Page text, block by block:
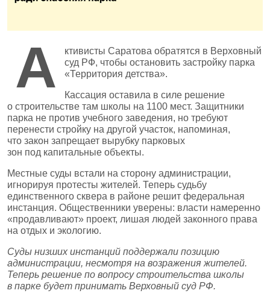
А
ктивисты Саратова обратятся в Верховный
суд РФ, чтобы остановить застройку парка
«Территория детства».
Кассация оставила в силе решение
о строительстве там школы на 1100 мест. Защитники
парка не против учебного заведения, но требуют
перенести стройку на другой участок, напоминая,
что закон запрещает вырубку парковых
зон под капитальные объекты.
Местные суды встали на сторону администрации,
игнорируя протесты жителей. Теперь судьбу
единственного сквера в районе решит федеральная
инстанция. Общественники уверены: власти намеренно
«продавливают» проект, лишая людей законного права
на отдых и экологию.
Суды низших инстанций поддержали позицию
администрации, несмотря на возражения жителей.
Теперь решение по вопросу строительства школы
в парке будет принимать Верховный суд РФ.